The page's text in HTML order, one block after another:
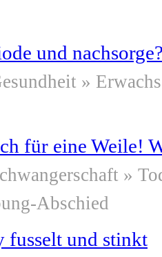
und
»
für eine Weile!
»
Abschied
fusselt und stinkt